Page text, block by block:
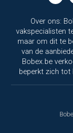
Over ons:
vakspecialisten
maar om dit te
van de
Bobex.be
beperkt zich tot